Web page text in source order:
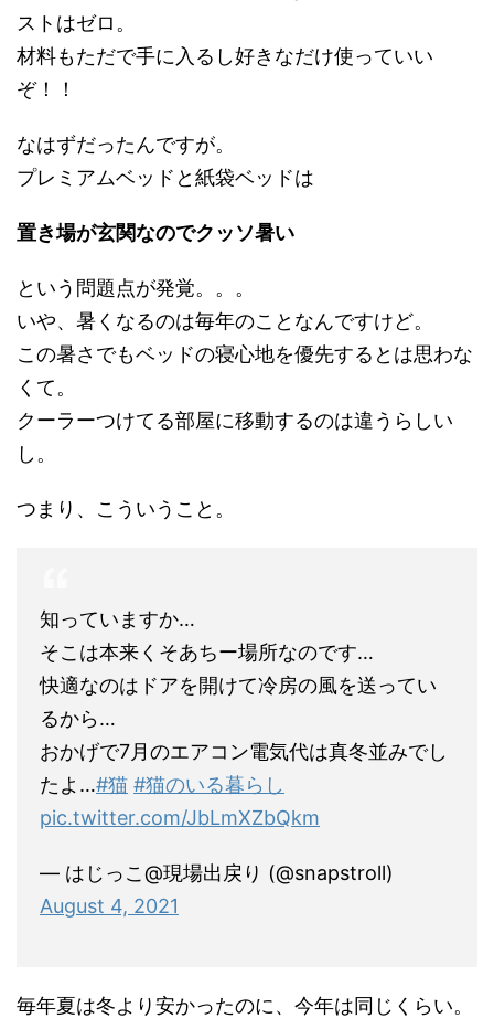
ストはゼロ。
材料もただで手に入るし好きなだけ使っていい
ぞ！！
なはずだったんですが。
プレミアムベッドと紙袋ベッドは
置き場が玄関なのでクッソ暑い
という問題点が発覚。。。
いや、暑くなるのは毎年のことなんですけど。
この暑さでもベッドの寝心地を優先するとは思わな
くて。
クーラーつけてる部屋に移動するのは違うらしい
し。
つまり、こういうこと。
知っていますか…
そこは本来くそあちー場所なのです…
快適なのはドアを開けて冷房の風を送ってい
るから…
おかげで7月のエアコン電気代は真冬並みでし
たよ…#猫 #猫のいる暮らし
pic.twitter.com/JbLmXZbQkm
— はじっこ@現場出戻り (@snapstroll)
August 4, 2021
毎年夏は冬より安かったのに、今年は同じくらい。